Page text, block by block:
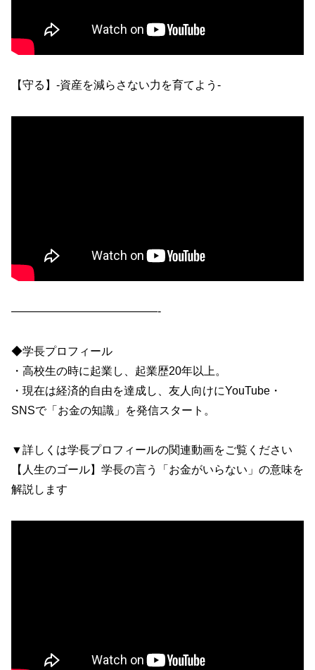
【守る】-資産を減らさない力を育てよう-
—————————————-
◆学長プロフィール
・高校生の時に起業し、起業歴20年以上。
・現在は経済的自由を達成し、友人向けにYouTube・
SNSで「お金の知識」を発信スタート。
▼詳しくは学長プロフィールの関連動画をご覧ください
【人生のゴール】学長の言う「お金がいらない」の意味を
解説します